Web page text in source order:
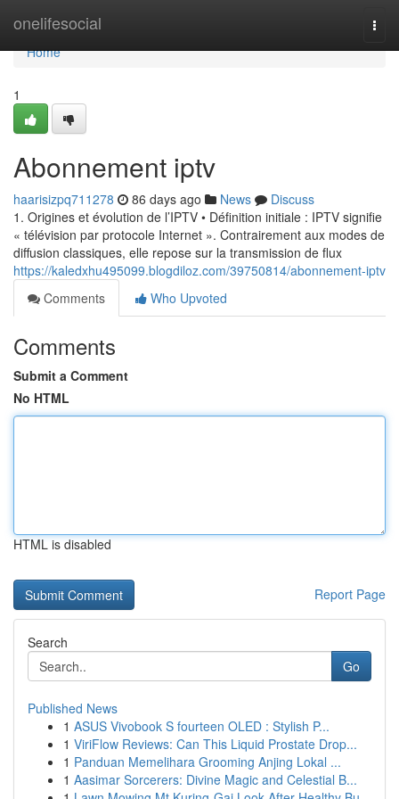
onelifesocial
Home
Home
1
Abonnement iptv
haarisizpq711278 86 days ago News
Discuss
1. Origines et évolution de l’IPTV • Définition initiale : IPTV signifie
« télévision par protocole Internet ». Contrairement aux modes de
diffusion classiques, elle repose sur la transmission de flux
https://kaledxhu495099.blogdiloz.com/39750814/abonnement-iptv
Comments
Who Upvoted
Comments
Submit a Comment
No HTML
HTML is disabled
Report Page
Search
Go
Published News
1 ASUS Vivobook S fourteen OLED : Stylish P...
1 ViriFlow Reviews: Can This Liquid Prostate Drop...
1 Panduan Memelihara Grooming Anjing Lokal ...
1 Aasimar Sorcerers: Divine Magic and Celestial B...